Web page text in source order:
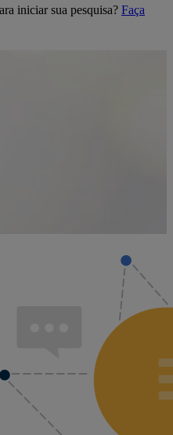
iniciar sua pesquisa? Faça